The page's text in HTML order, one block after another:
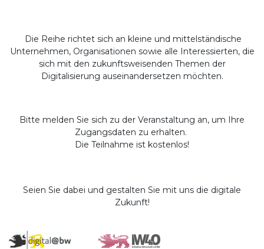
Die Reihe richtet sich an kleine und mittelständische
Unternehmen, Organisationen sowie alle Interessierten, die
sich mit den zukunftsweisenden Themen der
Digitalisierung auseinandersetzen möchten.
Bitte melden Sie sich zu der Veranstaltung an, um Ihre
Zugangsdaten zu erhalten.
Die Teilnahme ist kostenlos!
Seien Sie dabei und gestalten Sie mit uns die digitale
Zukunft!